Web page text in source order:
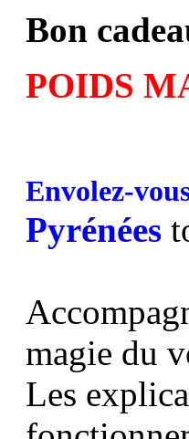
Bon
POIDS
Envolez-
Pyrénées
magie du
Les